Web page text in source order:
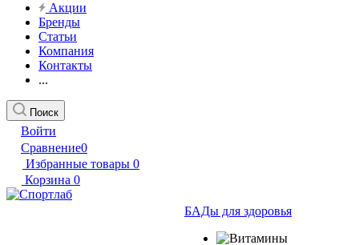
Акции
Бренды
Статьи
Компания
Контакты
...
Поиск
Войти
Сравнение0
Избранные товары 0
Корзина 0
БАДы для здоровья